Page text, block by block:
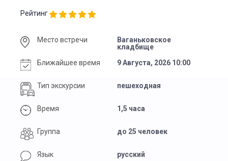
Рейтинг
Место встречи
Ваганьковское
кладбище
Ближайшее время
9 Августа, 2026 10:00
Тип экскурсии пешеходная
Время 1,5 часа
Группа до 25 человек
Язык русский